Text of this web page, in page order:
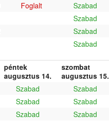
Foglalt Szabad
Szabad
Szabad
Szabad
péntek
augusztus 14.
szombat
augusztus 15.
Szabad Szabad
Szabad Szabad
Szabad Szabad